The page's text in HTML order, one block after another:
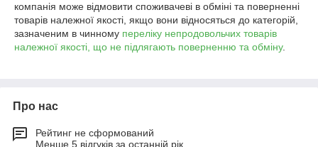
компанія може відмовити споживачеві в обміні та поверненні
товарів належної якості, якщо вони відносяться до категорій,
зазначеним в чинному переліку непродовольчих товарів
належної якості, що не підлягають поверненню та обміну.
Про нас
Рейтинг не сформований
Менше 5 відгуків за останній рік